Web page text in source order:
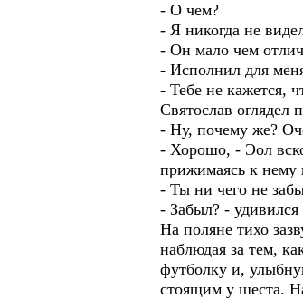
- О чем?
- Я никогда не
- Он мало чем
- Исполнил для
- Тебе не кажется,
Святослав оглядел
- Ну, почему же?
- Хорошо, - Эол
прижимаясь к нему
- Ты ни чего не
- Забыл? -
На поляне тихо
наблюдая за тем,
футболку и,
стоящим у шеста.